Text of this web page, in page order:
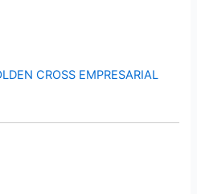
CROSS EMPRESARIAL